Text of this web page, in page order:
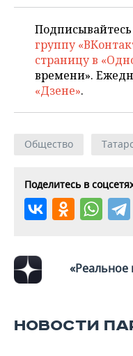
ВОЛЕЙБОЛ
КИБЕРСПОРТ
ФИГУРНОЕ КАТАНИЕ
ВОДНЫЕ ВИДЫ
ИСТОРИЯ
КУЛЬТУРА
МЕДИЦИНА
ОБРАЗОВАНИЕ
СПИСОК ПЕРСОН
СПИСОК КОМПАНИЙ
ПОЛНАЯ ВЕРСИЯ
группу
страницу в
времени».
«Дзене».
Общество
Поделитесь в
«Реальное
НОВОСТИ